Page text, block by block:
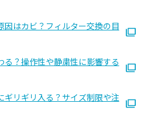
はカビ？フィルター交換の目
る？操作性や静粛性に影響する
ギリギリ入る？サイズ制限や注